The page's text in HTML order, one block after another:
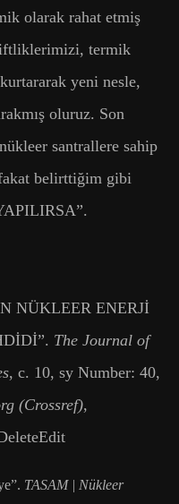
olarak rahat etmiş
termik
yeni nesle,
oluruz. Son
santrallere sahip
belirttiğim gibi
NÜKLEER ENERJİ
The Journal of
, c. 10, sy Number: 40,
(Crossref),
TASAM | Nükleer